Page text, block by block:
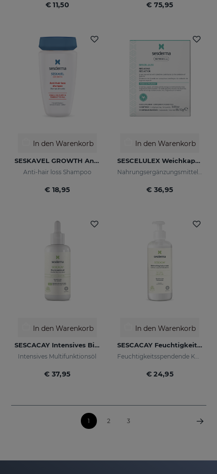
€ 11,50 € 75,95
In den Warenkorb
SESKAVEL GROWTH Anti-Hair Loss Shampoo
Anti-hair loss Shampoo
€ 18,95
In den Warenkorb
SESCELULEX Weichkapseln
€ 36,95
In den Warenkorb
SESCACAY Intensives Bio-Öl
Intensives Multifunktionsöl
€ 37,95
In den Warenkorb
SESCACAY Feuchtigkeitsspendende Körpercreme
Feuchtigkeitsspendende Körpercreme
€ 24,95
1 2 3